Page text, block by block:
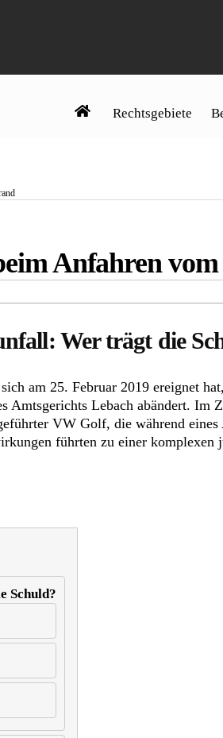
Rechtsgebiete
Anfahren
Wer trägt die
am 25. Februar 2019 ereignet
Lebach abändert. Im
VW Golf, die während
führten zu einer
Schuld?